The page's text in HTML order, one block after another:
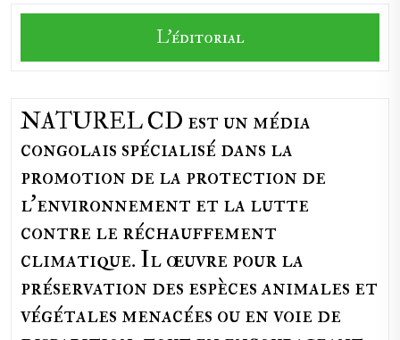
L'éditorial
NATUREL CD est un média
congolais spécialisé dans la
promotion de la protection de
l’environnement et la lutte
contre le réchauffement
climatique. Il œuvre pour la
préservation des espèces animales et
végétales menacées ou en voie de